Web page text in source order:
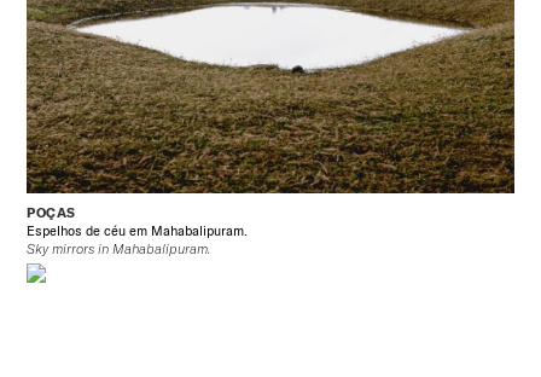
POÇAS
Espelhos de céu em Mahabalipuram.
Sky mirrors in Mahabalipuram.